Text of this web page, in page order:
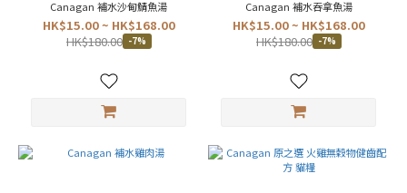
國
(1)
Canagan 補水沙甸鯖魚湯
HK$15.00 ~ HK$168.00
HK$180.00 -7%
Canagan 補水吞拿魚湯
HK$15.00 ~ HK$168.00
HK$180.00 -7%